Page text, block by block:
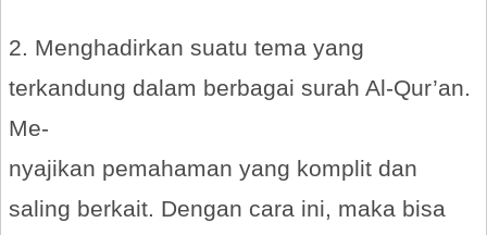
2. Menghadirkan suatu tema yang
terkandung dalam berbagai surah Al-Qur’an.
Me-
nyajikan pemahaman yang komplit dan
saling berkait. Dengan cara ini, maka bisa